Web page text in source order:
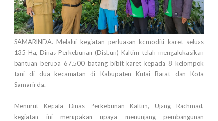
SAMARINDA. Melalui kegiatan perluasan komoditi karet seluas
135 Ha, Dinas Perkebunan (Disbun) Kaltim telah mengalokasikan
bantuan berupa 67.500 batang bibit karet kepada 8 kelompok
tani di dua kecamatan di Kabupaten Kutai Barat dan Kota
Samarinda.
Menurut Kepala Dinas Perkebunan Kaltim, Ujang Rachmad,
kegiatan ini merupakan upaya menunjang pembangunan